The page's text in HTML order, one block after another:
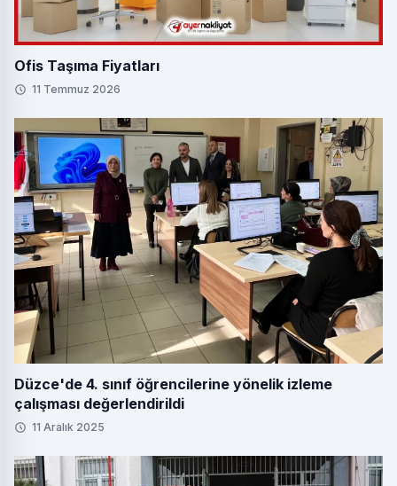
Ofis Taşıma Fiyatları
11 Temmuz 2026
Düzce'de 4. sınıf öğrencilerine yönelik izleme
çalışması değerlendirildi
11 Aralık 2025